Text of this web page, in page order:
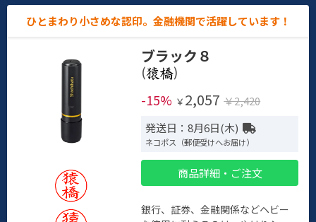
ひとまわり小さめな認印。金融機関で活躍しています！
ブラック８
(
)
-15% ￥ 2,057 ￥2,420
発送日：8月6日(木)
ネコポス（郵便受けへお届け）
商品詳細・ご注文
銀行、証券、金融関係などヘビー